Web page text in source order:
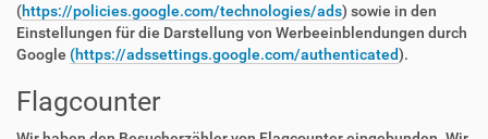
(https://policies.google.com/technologies/ads) sowie in den
Einstellungen für die Darstellung von Werbeeinblendungen durch
Google (https://adssettings.google.com/authenticated).
Flagcounter